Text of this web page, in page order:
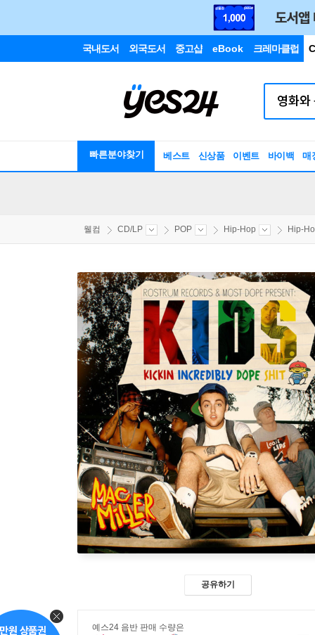
국내도서 외국도서 중고샵 eBook 크레마클럽
빠른분야찾기 베스트 신상품 이벤트 바이백 매
웰컴 CD/LP POP Hip-Hop Hip-
공유하기
예스24 음반 판매 수량은